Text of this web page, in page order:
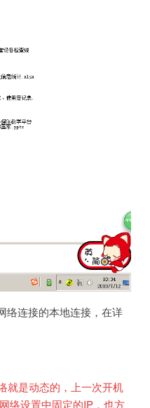
络连接的本地连接，在详
就是动态的，上一次开机
络设置中固定的IP，也方